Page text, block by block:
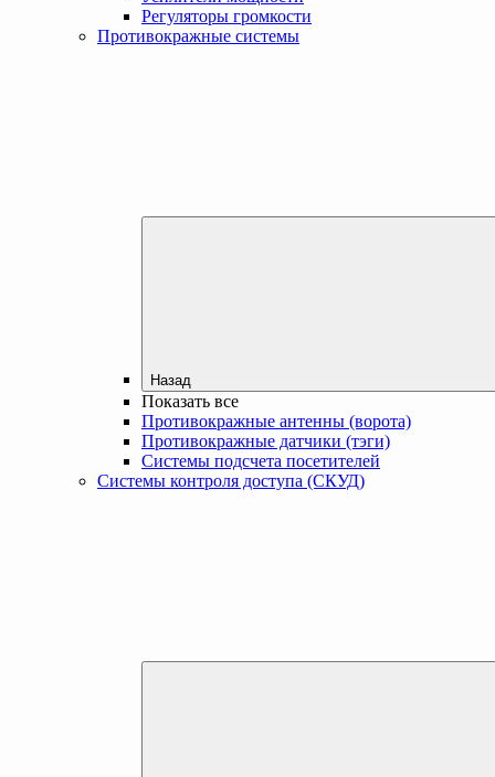
Регуляторы громкости
Противокражные системы
Назад
Показать все
Противокражные антенны (ворота)
Противокражные датчики (тэги)
Системы подсчета посетителей
Системы контроля доступа (СКУД)